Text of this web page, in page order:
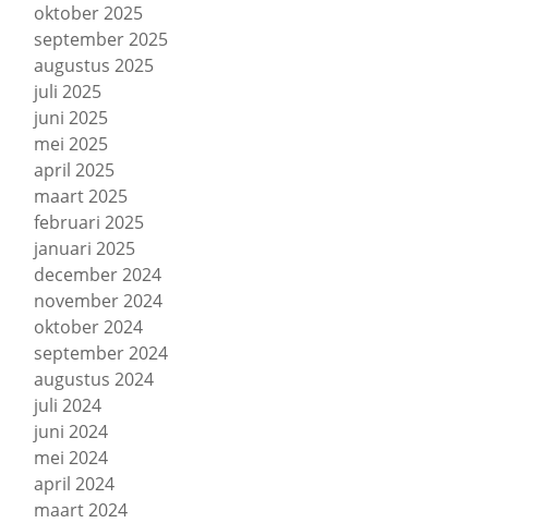
oktober 2025
september 2025
augustus 2025
juli 2025
juni 2025
mei 2025
april 2025
maart 2025
februari 2025
januari 2025
december 2024
november 2024
oktober 2024
september 2024
augustus 2024
juli 2024
juni 2024
mei 2024
april 2024
maart 2024